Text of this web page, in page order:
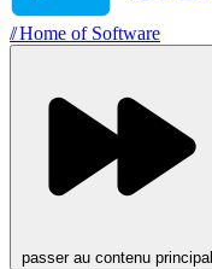
//Home of Software
passer au contenu principal